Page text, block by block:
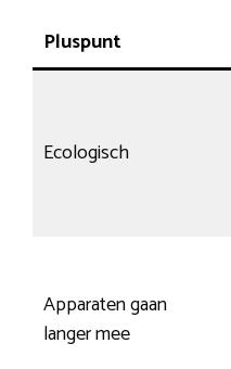
Pluspunt
Ecologisch
Apparaten gaan
langer mee